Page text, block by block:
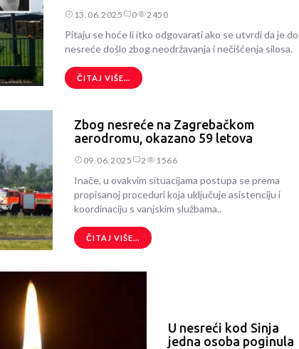
13.06.2025 0 2450
Pitaju se hoće li itko odgovarati ako se utvrdi da je do
nesreće došlo zbog neodržavanja i nečišćenja silosa.
ČITAJ VIŠE...
Zbog nesreće na Zagrebačkom
aerodromu, okazano 59 letova
09.06.2025 2 1566
Inače, u ovakvim situacijama postupa se prema
propisanoj proceduri koja uključuje asistenciju i
koordinaciju s vanjskim službama..
ČITAJ VIŠE...
U nesreći kod Sinja
jedna osoba poginula